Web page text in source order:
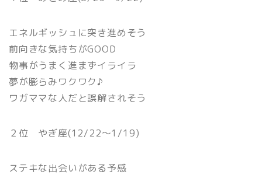
エネルギッシュに突き進めそう
前向きな気持ちがGOOD
物事がうまく進まずイライラ
夢が膨らみワクワク♪
ワガママな人だと誤解されそう
２位 やぎ座(12/22〜1/19)
ステキな出会いがある予感